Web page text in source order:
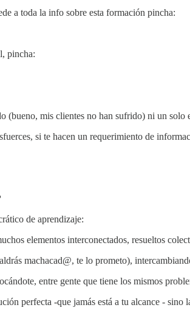
a toda la info sobre esta formación pincha:
pincha:
(bueno, mis clientes no han sufrido) ni un
si te hacen un requerimiento de
de aprendizaje:
elementos interconectados, resueltos
machacad@, te lo prometo),
entre gente que tiene los mismos
perfecta -que jamás está a tu alcance - sino